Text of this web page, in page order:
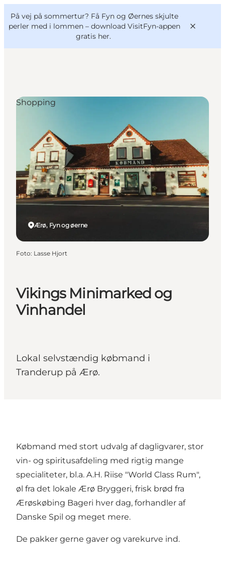
På vej på sommertur? Få Fyn og Øernes skjulte
perler med i lommen – download VisitFyn-appen
gratis her.
Oplevelser
Mad og drikke
Overnatning
Book lokale oplevelser
VisitFyn
Deutsch
Vikings Minimarked og
Vinhandel
Lokal selvstændig købmand i
Tranderup på Ærø.
Ærø, Fyn og øerne
Shopping
Foto: Lasse Hjort
Købmand med stort udvalg af dagligvarer, stor
vin- og spiritusafdeling med rigtig mange
specialiteter, bl.a. A.H. Riise "World Class Rum",
øl fra det lokale Ærø Bryggeri, frisk brød fra
Ærøskøbing Bageri hver dag, forhandler af
Danske Spil og meget mere.
De pakker gerne gaver og varekurve ind.